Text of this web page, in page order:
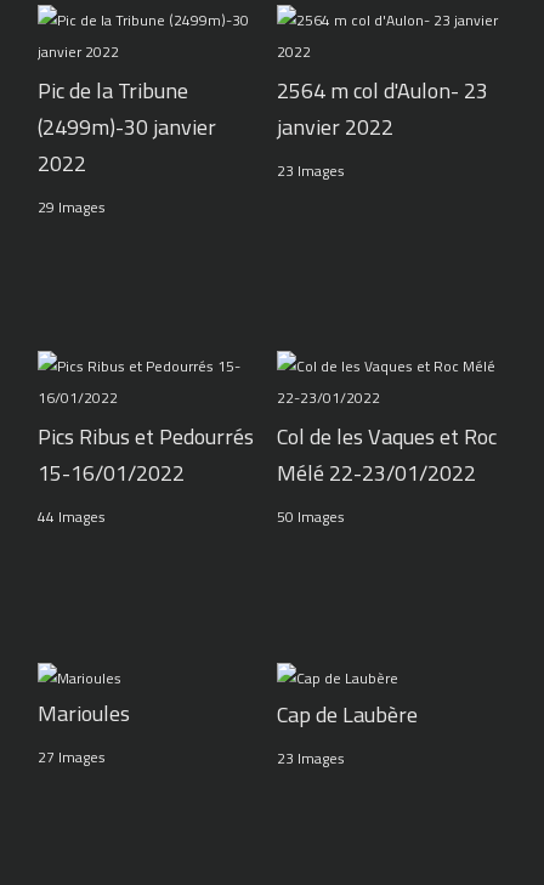
Pic de la Tribune
(2499m)-30 janvier
2022
29 Images
2564 m col d'Aulon- 23
janvier 2022
23 Images
Pics Ribus et Pedourrés
15-16/01/2022
44 Images
Col de les Vaques et Roc
Mélé 22-23/01/2022
50 Images
Marioules
27 Images
Cap de Laubère
23 Images